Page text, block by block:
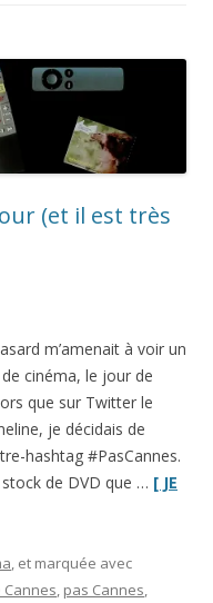
(et il est très
m’amenait à voir un
cinéma, le jour de
que sur Twitter le
je décidais de
hashtag #PasCannes.
de DVD que … [ JE
, et marquée avec
Cannes, pas Cannes,